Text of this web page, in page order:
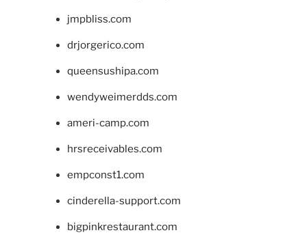
jmpbliss.com
drjorgerico.com
queensushipa.com
wendyweimerdds.com
ameri-camp.com
hrsreceivables.com
empconst1.com
cinderella-support.com
bigpinkrestaurant.com